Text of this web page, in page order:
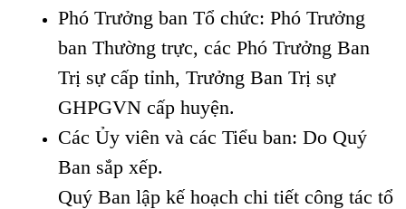
Phó Trưởng ban Tổ chức: Phó Trưởng
ban Thường trực, các Phó Trưởng Ban
Trị sự cấp tỉnh, Trưởng Ban Trị sự
GHPGVN cấp huyện.
Các Ủy viên và các Tiểu ban: Do Quý
Ban sắp xếp.
Quý Ban lập kế hoạch chi tiết công tác tổ